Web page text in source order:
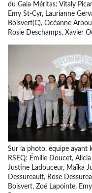
du Gala Méritas: Vitaly
Emy St-Cyr, Laurianne
Boisvert(C), Océanne
Rosie Deschamps, Xavier
Sur la photo, équipe ayant
RSEQ: Émilie Doucet,
Justine Ladouceur, Maïka
Dessureault, Rose
Boisvert, Zoé Lapointe,